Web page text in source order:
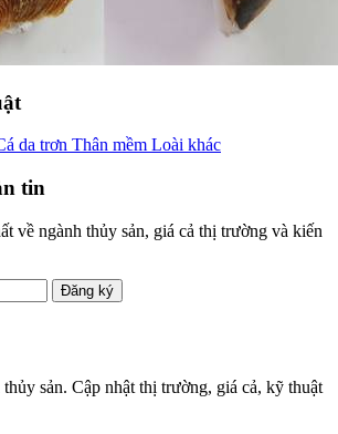
da trơn Thân mềm Loài khác
tin
về ngành thủy sản, giá cả thị trường và kiến
Đăng ký
sản. Cập nhật thị trường, giá cả, kỹ thuật